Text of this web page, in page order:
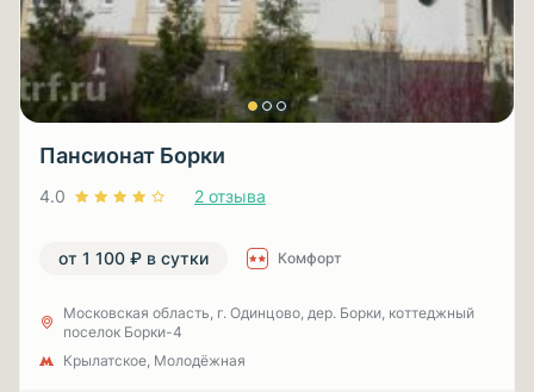
Пансионат Борки
4.0 2 отзыва
от 1 100 ₽ в сутки Комфорт
Московская область, г. Одинцово, дер. Борки, коттеджный
поселок Борки-4
Крылатское, Молодёжная